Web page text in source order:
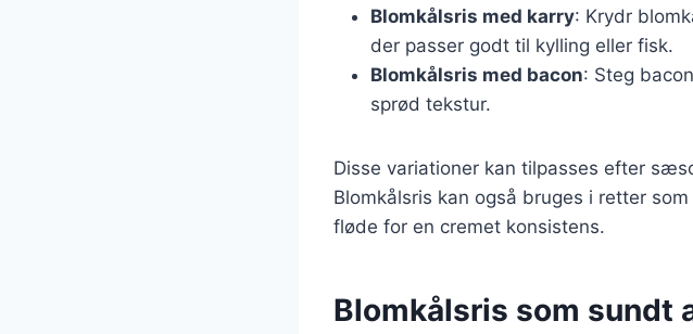
Blomkålsris med karry: Krydr
der passer godt til kylling eller fisk.
Blomkålsris med bacon: Steg
sprød tekstur.
Disse variationer kan tilpasses efter
Blomkålsris kan også bruges i retter
fløde for en cremet konsistens.
Blomkålsris som